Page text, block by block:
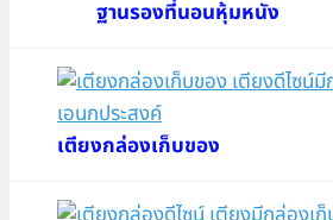
ฐานรองที่นอนหุ้มหนัง
เตียงกล่องเก็บของ